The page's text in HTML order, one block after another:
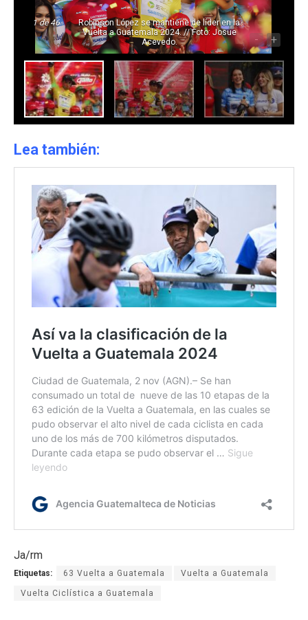
1de 46
Robinson López se mantiene de líder en la
Vuelta a Guatemala 2024. // Foto: Josue
Acevedo.
- +
Lea también:
Ja/rm
Etiquetas: 63 Vuelta a Guatemala Vuelta a Guatemala
Vuelta Ciclística a Guatemala